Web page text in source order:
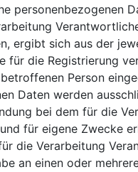
personenbezogenen
ergibt sich aus der
für die Registrierung
Person
Daten werden
bei dem für die
für eigene Zwecke
die Verarbeitung
an einen oder